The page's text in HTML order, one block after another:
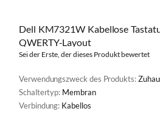
Dell KM7321W Kabellose
QWERTY-Layout
Sei der Erste, der dieses Produkt bewertet
Verwendungszweck des Produkts:
Schaltertyp: Membran
Verbindung: Kabellos